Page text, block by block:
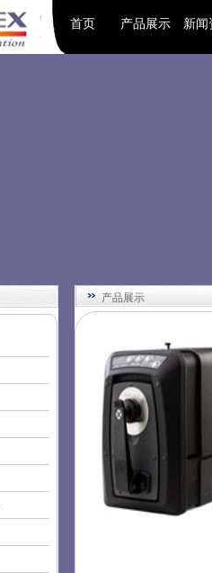
首页 产品展示 新闻
产品展示